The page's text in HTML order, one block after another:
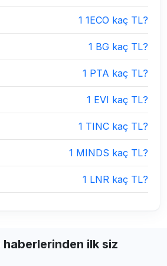
1 1ECO kaç TL?
1 BG kaç TL?
1 PTA kaç TL?
1 EVI kaç TL?
1 TINC kaç TL?
1 MINDS kaç TL?
1 LNR kaç TL?
ilk siz